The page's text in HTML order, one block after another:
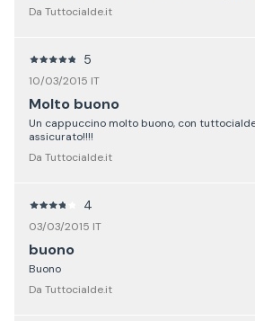
Da Tuttocialde.it
5
10/03/2015 IT
Molto buono
Un cappuccino molto buono, con
assicurato!!!!
Da Tuttocialde.it
4
03/03/2015 IT
buono
Buono
Da Tuttocialde.it